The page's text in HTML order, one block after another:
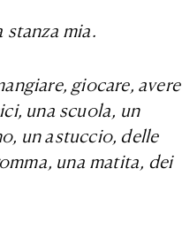
stanza mia.
giocare, avere
una scuola, un
un astuccio, delle
una matita, dei